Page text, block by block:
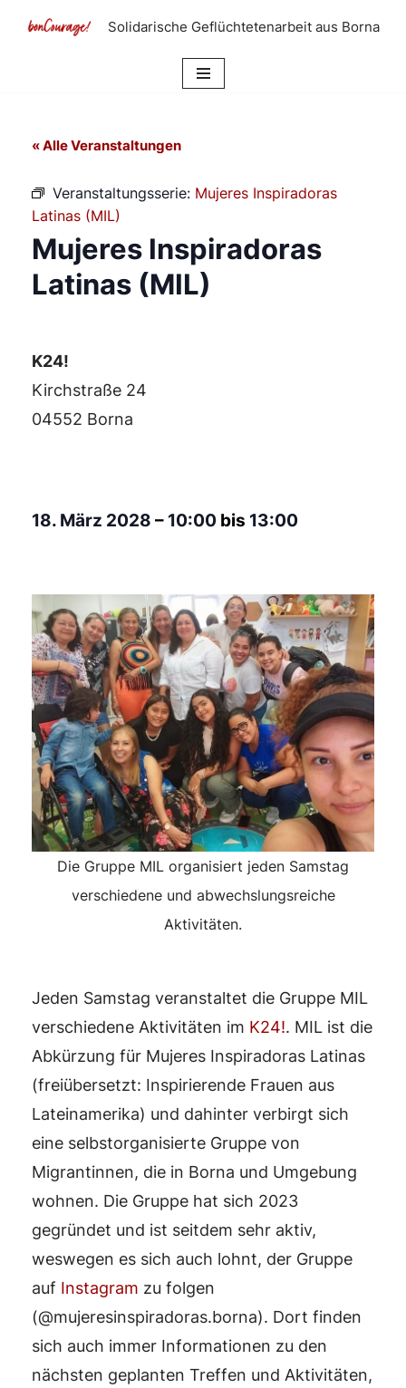
Solidarische Geflüchtetenarbeit aus Borna
« Alle Veranstaltungen
Veranstaltungsserie: Mujeres Inspiradoras
Latinas (MIL)
Mujeres Inspiradoras
Latinas (MIL)
K24!
Kirchstraße 24
04552 Borna
18. März 2028 – 10:00 bis 13:00
Die Gruppe MIL organisiert jeden Samstag
verschiedene und abwechslungsreiche
Aktivitäten.
Jeden Samstag veranstaltet die Gruppe MIL
verschiedene Aktivitäten im K24!. MIL ist die
Abkürzung für Mujeres Inspiradoras Latinas
(freiübersetzt: Inspirierende Frauen aus
Lateinamerika) und dahinter verbirgt sich
eine selbstorganisierte Gruppe von
Migrantinnen, die in Borna und Umgebung
wohnen. Die Gruppe hat sich 2023
gegründet und ist seitdem sehr aktiv,
weswegen es sich auch lohnt, der Gruppe
auf Instagram zu folgen
(@mujeresinspiradoras.borna). Dort finden
sich auch immer Informationen zu den
nächsten geplanten Treffen und Aktivitäten,